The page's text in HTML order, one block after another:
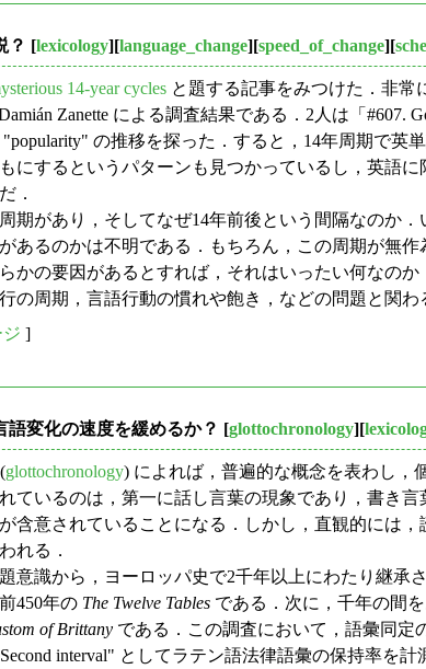
？ [lexicology][language_change][speed_of_change][
14-year cycles と題する記事をみつけた．非常
Zanette による調査結果である．2人は「#607.
の推移を探った．すると，14年周期で
にするというパターンも見つかっているし，英語
．
期があり，そしてなぜ14年前後という間隔なのか
あるのかは不明である．もちろん，この周期が無
かの要因があるとすれば，それはいったい何なのか
の周期，言語行動の慣れや飽き，などの問題と関
]
語変化の速度を緩めるか？ [glottochronology][
glottochronology) によれば，普遍的な概念を表わし，
ているのは，第一に話し言葉の現象であり，書き
含意されていることになる．しかし，直観的には
れる．
意識から，ヨーロッパ史で2千年以上にわたり継
450年の The Twelve Tables である．次に，千年の間
of Brittany である．この調査において，語彙同定
interval" としてラテン語法律語彙の保持率を